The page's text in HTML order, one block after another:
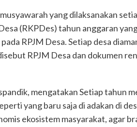
yang dilaksanakan
(RKPDes) tahun anggaran
RPJM Desa. Setiap desa
RPJM Desa dan dokumen
mengatakan Setiap tahun
yang baru saja di adakan di
ekosistem masyarakat, agar